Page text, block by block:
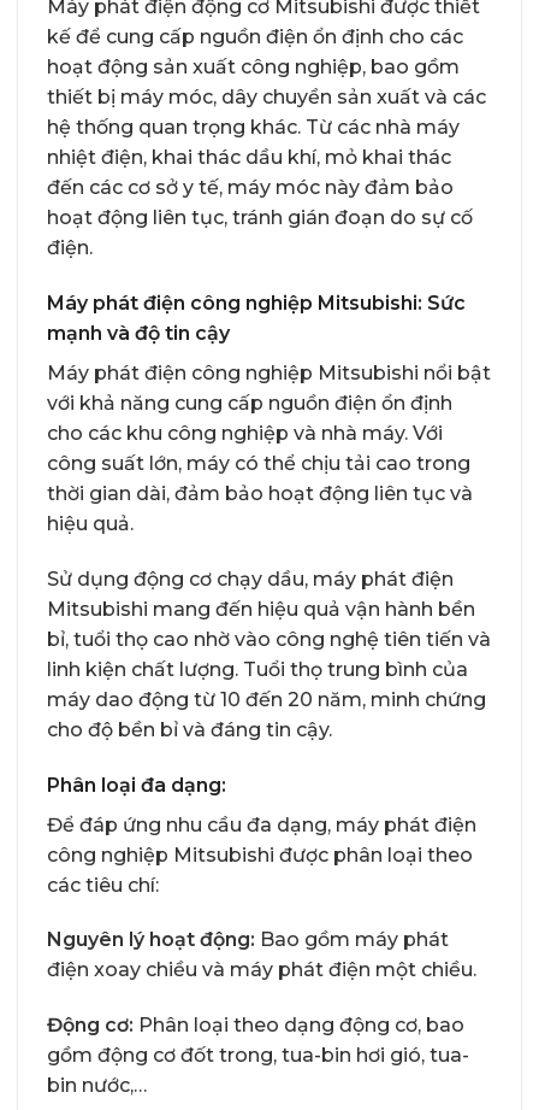
Máy phát điện động cơ Mitsubishi được thiết
kế để cung cấp nguồn điện ổn định cho các
hoạt động sản xuất công nghiệp, bao gồm
thiết bị máy móc, dây chuyền sản xuất và các
hệ thống quan trọng khác. Từ các nhà máy
nhiệt điện, khai thác dầu khí, mỏ khai thác
đến các cơ sở y tế, máy móc này đảm bảo
hoạt động liên tục, tránh gián đoạn do sự cố
điện.
Máy phát điện công nghiệp Mitsubishi: Sức
mạnh và độ tin cậy
Máy phát điện công nghiệp Mitsubishi nổi bật
với khả năng cung cấp nguồn điện ổn định
cho các khu công nghiệp và nhà máy. Với
công suất lớn, máy có thể chịu tải cao trong
thời gian dài, đảm bảo hoạt động liên tục và
hiệu quả.
Sử dụng động cơ chạy dầu, máy phát điện
Mitsubishi mang đến hiệu quả vận hành bền
bỉ, tuổi thọ cao nhờ vào công nghệ tiên tiến và
linh kiện chất lượng. Tuổi thọ trung bình của
máy dao động từ 10 đến 20 năm, minh chứng
cho độ bền bỉ và đáng tin cậy.
Phân loại đa dạng:
Để đáp ứng nhu cầu đa dạng, máy phát điện
công nghiệp Mitsubishi được phân loại theo
các tiêu chí:
Nguyên lý hoạt động: Bao gồm máy phát
điện xoay chiều và máy phát điện một chiều.
Động cơ: Phân loại theo dạng động cơ, bao
gồm động cơ đốt trong, tua-bin hơi gió, tua-
bin nước,…